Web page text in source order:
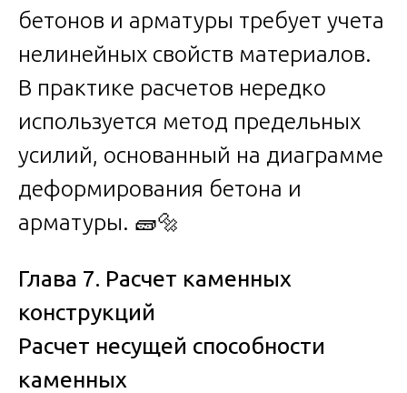
бетонов и арматуры требует учета
нелинейных свойств материалов.
В практике расчетов нередко
используется метод предельных
усилий, основанный на диаграмме
деформирования бетона и
арматуры. 🧱🔩
Глава 7. Расчет каменных
конструкций
Расчет несущей способности
каменных